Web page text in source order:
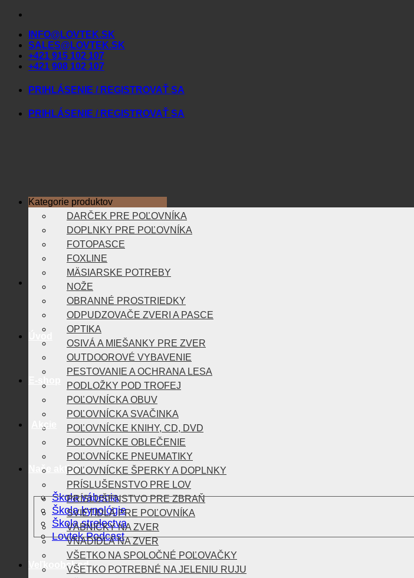
Skip
contentINFO@LOVTEK.SK
SALES@LOVTEK.SK
+421 915 102 107
+421 908 102 107
PRIHLÁSENIE / REGISTROVAŤ SA
PRIHLÁSENIE / REGISTROVAŤ SA
Akcie
Naše aktivity
Škola vábenia
Škola kynológie
Škola strelectva
Lovtek Podcast
Veľkoobchod
Kategorie produktov
DARČEK PRE POĽOVNÍKA
DOPLNKY PRE POĽOVNÍKA
FOTOPASCE
FOXLINE
MÄSIARSKE POTREBY
NOŽE
OBRANNÉ PROSTRIEDKY
ODPUDZOVAČE ZVERI A PASCE
OPTIKA
OSIVÁ A MIEŠANKY PRE ZVER
OUTDOOROVÉ VYBAVENIE
PESTOVANIE A OCHRANA LESA
PODLOŽKY POD TROFEJ
POĽOVNÍCKA OBUV
POĽOVNÍCKA SVAČINKA
POĽOVNÍCKE KNIHY, CD, DVD
POĽOVNÍCKE OBLEČENIE
POĽOVNÍCKE PNEUMATIKY
POĽOVNÍCKE ŠPERKY A DOPLNKY
PRÍSLUŠENSTVO PRE LOV
PRÍSLUŠENSTVO PRE ZBRAŇ
SVIETIDLÁ PRE POĽOVNÍKA
VÁBNIČKY NA ZVER
VNADIDLÁ NA ZVER
VŠETKO NA SPOLOČNÉ POĽOVAČKY
VŠETKO POTREBNÉ NA JELENIU RUJU